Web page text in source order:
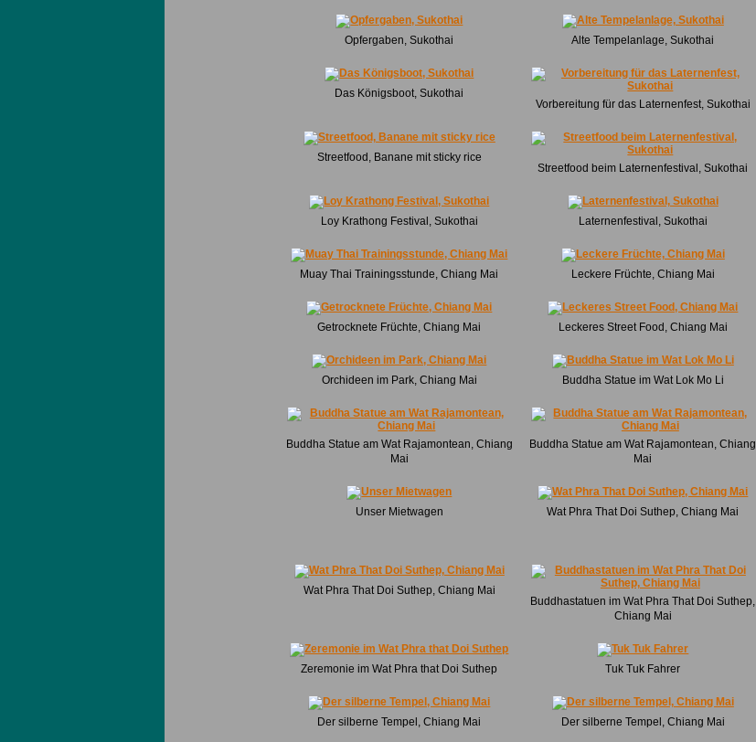
Opfergaben, Sukothai Alte Tempelanlage, Sukothai
Das Königsboot, Sukothai
Vorbereitung für das Laternenfest, Sukothai
Streetfood, Banane mit sticky rice
Streetfood beim Laternenfestival, Sukothai
Loy Krathong Festival, Sukothai Laternenfestival, Sukothai
Muay Thai Trainingsstunde, Chiang Mai Leckere Früchte, Chiang Mai
Getrocknete Früchte, Chiang Mai Leckeres Street Food, Chiang Mai
Orchideen im Park, Chiang Mai Buddha Statue im Wat Lok Mo Li
Buddha Statue am Wat Rajamontean, Chiang
Mai
Buddha Statue am Wat Rajamontean, Chiang
Mai
Unser Mietwagen
Wat Phra That Doi Suthep, Chiang Mai
Wat Phra That Doi Suthep, Chiang Mai
Buddhastatuen im Wat Phra That Doi Suthep,
Chiang Mai
Zeremonie im Wat Phra that Doi Suthep Tuk Tuk Fahrer
Der silberne Tempel, Chiang Mai Der silberne Tempel, Chiang Mai